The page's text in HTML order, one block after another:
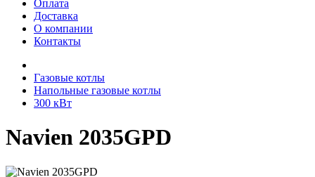
Оплата
Доставка
О компании
Контакты
Газовые котлы
Напольные газовые котлы
300 кВт
Navien 2035GPD